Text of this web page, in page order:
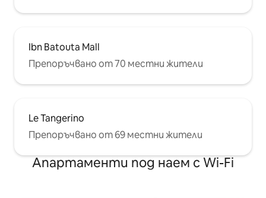
Ibn Batouta Mall
Препоръчвано от 70 местни жители
Le Tangerino
Препоръчвано от 69 местни жители
Апартаменти под наем с Wi-Fi